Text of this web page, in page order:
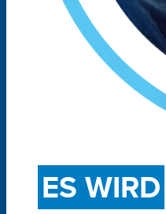
ES WIRD